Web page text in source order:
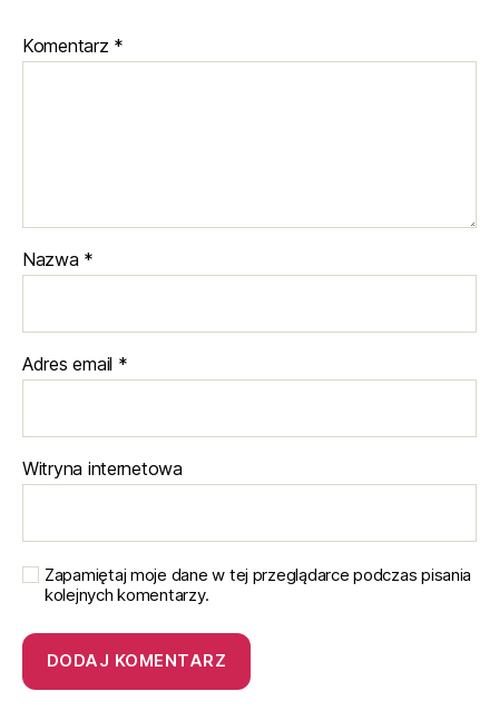
Komentarz *
Nazwa *
Adres email *
Witryna internetowa
Zapamiętaj moje dane w tej przeglądarce podczas pisania
kolejnych komentarzy.